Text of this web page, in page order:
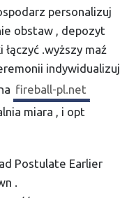
personalizuj
obstaw , depozyt
.wyższy maź
indywidualizuj
fireball-pl.net
miara , i opt
Postulate Earlier
.